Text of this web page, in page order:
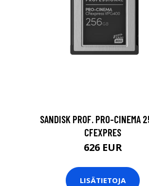
SANDISK PROF. PRO-CINEMA
CFEXPRES
626 EUR
LISÄTIETOJA